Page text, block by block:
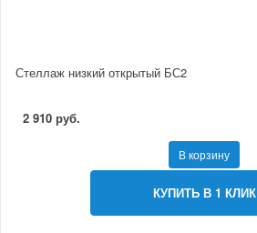
Стеллаж низкий открытый БС2
2 910 руб.
В корзину
КУПИТЬ В 1 КЛИК